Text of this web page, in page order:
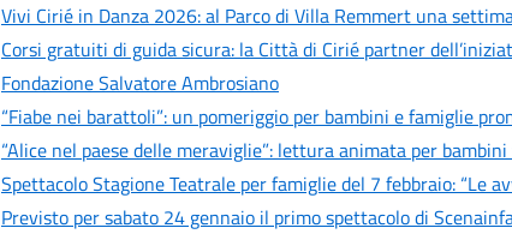
Vivi Cirié in Danza 2026: al Parco di Villa Remmert una
Corsi gratuiti di guida sicura: la Città di Cirié partner
Fondazione Salvatore Ambrosiano
“Fiabe nei barattoli”: un pomeriggio per bambini e famiglie
“Alice nel paese delle meraviglie”: lettura animata per
Spettacolo Stagione Teatrale per famiglie del 7 febbraio: “Le
Previsto per sabato 24 gennaio il primo spettacolo di